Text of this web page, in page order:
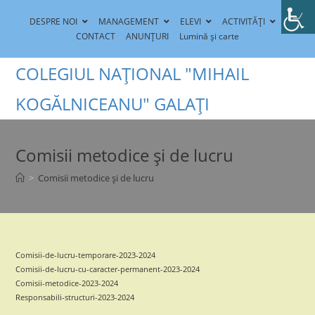
DESPRE NOI MANAGEMENT ELEVI
ACTIVITĂȚI
CONTACT
ANUNȚURI Lumină și carte
COLEGIUL NAȚIONAL "MIHAIL
KOGĂLNICEANU" GALAȚI
Comisii metodice și de lucru
> Comisii metodice și de lucru
Comisii-de-lucru-temporare-2023-2024
Comisii-de-lucru-cu-caracter-permanent-2023-2024
Comisii-metodice-2023-2024
Responsabili-structuri-2023-2024